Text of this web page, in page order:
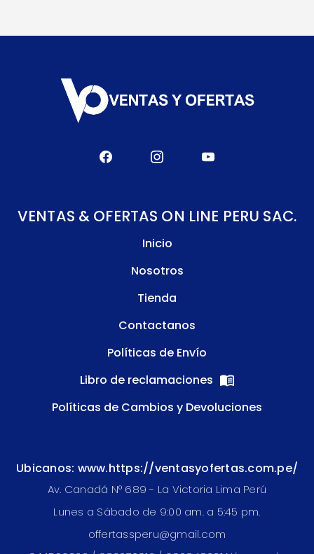
VENTAS & OFERTAS ON LINE PERU SAC.
Inicio
Nosotros
Tienda
Contactanos
Políticas de Envío
Libro de reclamaciones
Políticas de Cambios y Devoluciones
Ubicanos: www.https://ventasyofertas.com.pe/
Av. Canadá N° 689 - La Victoria Lima Perú
Lunes a Sábado de 9:00 am. a 5:45 pm.
offertassperu@gmail.com